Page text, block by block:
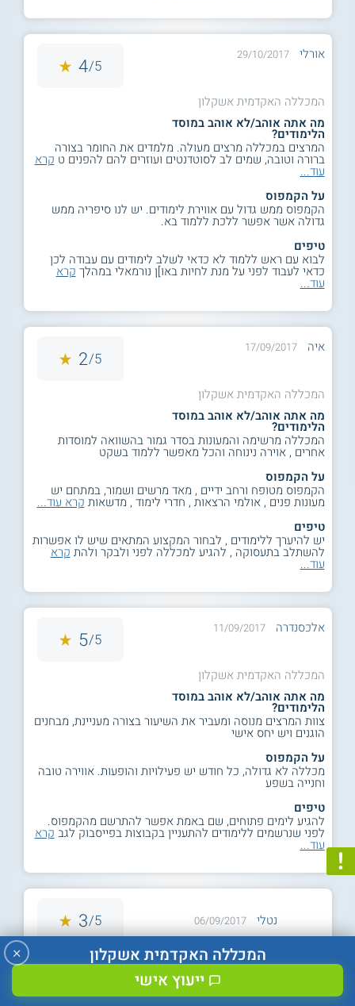
אורלי 29/10/2017
5/
4
המכללה האקדמית אשקלון
מה אתה אוהב/לא אוהב במוסד
הלימודים?
המרצים במכללה מרצים מעולה. מלמדים את החומר בצורה
ברורה וטובה, שמים לב לסוטדנטים ועוזרים להם להפנים ט קרא
עוד...
על הקמפוס
הקמפוס ממש גדול עם אווירת לימודים. יש לנו סיפריה ממש
גדולה אשר אפשר ללכת ללמוד בא.
טיפים
לבוא עם ראש ללמוד לא כדאי לשלב לימודים עם עבודה לכן
כדאי לעבוד לפני על מנת לחיות באו]ן נורמאלי במהלך קרא
עוד...
איה 17/09/2017
5/
2
המכללה האקדמית אשקלון
מה אתה אוהב/לא אוהב במוסד
הלימודים?
המכללה מרשימה והמעונות בסדר גמור בהשוואה למוסדות
אחרים , אוירה נינוחה והכל מאפשר ללמוד בשקט
על הקמפוס
הקמפוס מטופח ורחב ידיים , מאד מרשים ושמור, במתחם יש
מעונות פנים , אולמי הרצאות , חדרי לימוד , מדשאות קרא עוד...
טיפים
יש להיערך ללימודים , לבחור המקצוע המתאים שיש לו אפשרות
להשתלב בתעסוקה , להגיע למכללה לפני ולבקר ולהת קרא
עוד...
אלכסנדרה 11/09/2017
5/
5
המכללה האקדמית אשקלון
מה אתה אוהב/לא אוהב במוסד
הלימודים?
צוות המרצים מנוסה ומעביר את השיעור בצורה מעניינת, מבחנים
הוגנים ויש יחס אישי
על הקמפוס
מכללה לא גדולה, כל חודש יש פעילויות והופעות. אווירה טובה
וחנייה בשפע
טיפים
להגיע לימים פתוחים, שם באמת אפשר להתרשם מהקמפוס.
לפני שנרשמים ללימודים להתעניין בקבוצות בפייסבוק לגב קרא
עוד...
נטלי 06/09/2017
5/
3
המכללה האקדמית אשקלון
מה אתה אוהב/לא אוהב במוסד
אוהבת: רוב המרצים רוצים בהצלחת הסטודנטים ופועלים לשם
המכללה האקדמית אשקלון
ייעוץ אישי
×